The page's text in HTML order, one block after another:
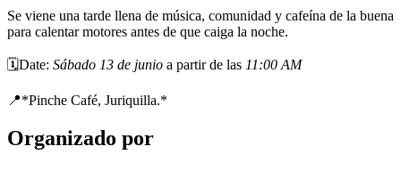
Se viene una tarde llena de música, comunidad y cafeína de la buena
para calentar motores antes de que caiga la noche.
🗓️Date: Sábado 13 de junio a partir de las 11:00 AM
📍*Pinche Café, Juriquilla.*
Organizado por